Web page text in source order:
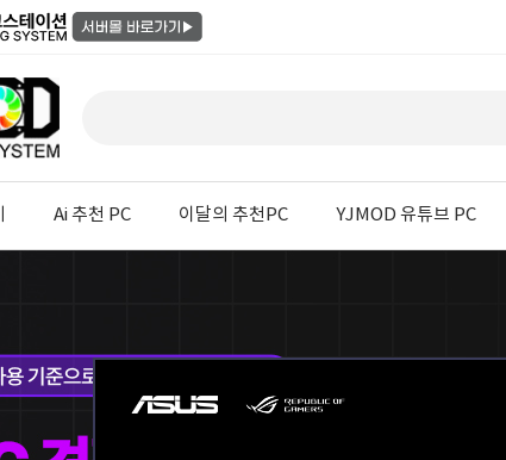
Ai 추천 PC 이달의 추천PC YJMOD 유튜브 PC